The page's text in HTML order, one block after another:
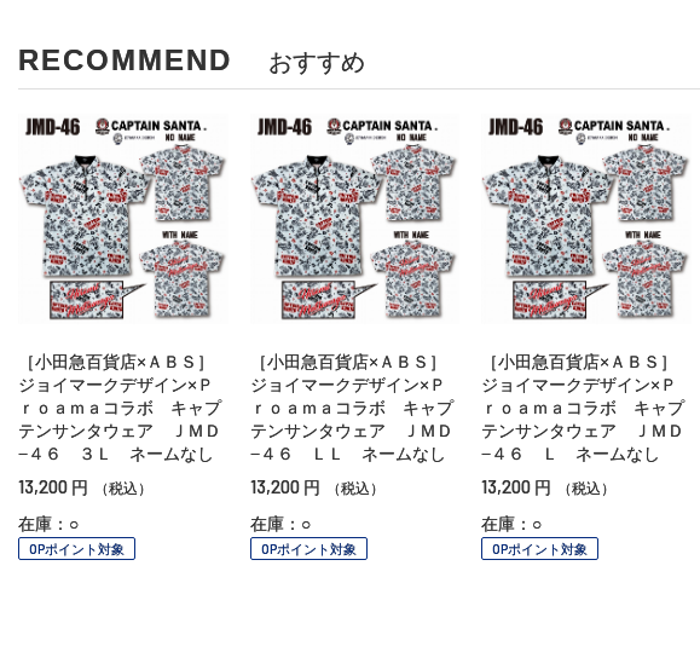
RECOMMEND おすすめ
［小田急百貨店×ＡＢＳ］
ジョイマークデザイン×Ｐ
ｒｏａｍａコラボ キャプ
テンサンタウェア ＪＭＤ
−４６ ３Ｌ ネームなし
13,200 円 （税込）
在庫：○
OPポイント対象
［小田急百貨店×ＡＢＳ］
ジョイマークデザイン×Ｐ
ｒｏａｍａコラボ キャプ
テンサンタウェア ＪＭＤ
−４６ ＬＬ ネームなし
13,200 円 （税込）
在庫：○
OPポイント対象
［小田急百貨店×ＡＢＳ］
ジョイマークデザイン×Ｐ
ｒｏａｍａコラボ キャプ
テンサンタウェア ＪＭＤ
−４６ Ｌ ネームなし
13,200 円 （税込）
在庫：○
OPポイント対象